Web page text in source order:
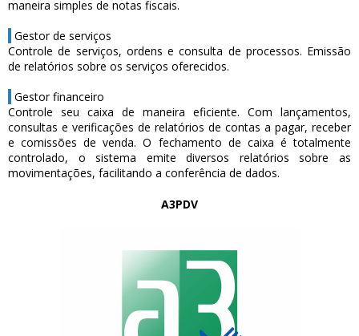
maneira simples de notas fiscais.
Gestor de serviços
Controle de serviços, ordens e consulta de processos. Emissão
de relatórios sobre os serviços oferecidos.
Gestor financeiro
Controle seu caixa de maneira eficiente. Com lançamentos,
consultas e verificações de relatórios de contas a pagar, receber
e comissões de venda. O fechamento de caixa é totalmente
controlado, o sistema emite diversos relatórios sobre as
movimentações, facilitando a conferência de dados.
A3PDV